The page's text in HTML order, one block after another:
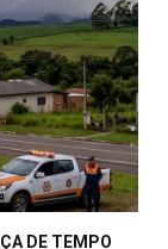
DE TEMPO